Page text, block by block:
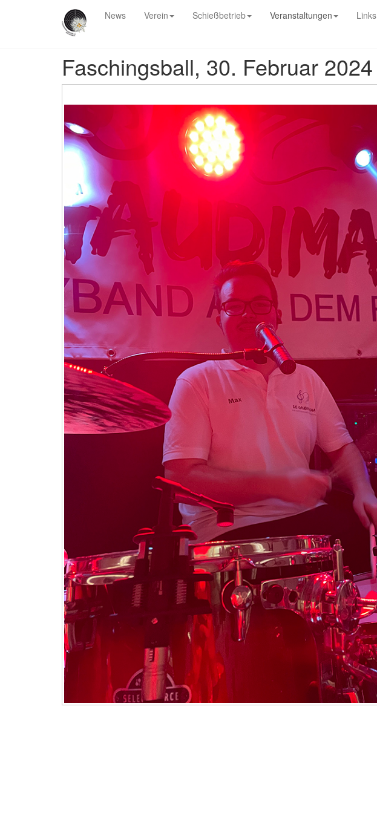
News Verein Schießbetrieb Veranstaltungen Links
Faschingsball, 30. Februar 2024